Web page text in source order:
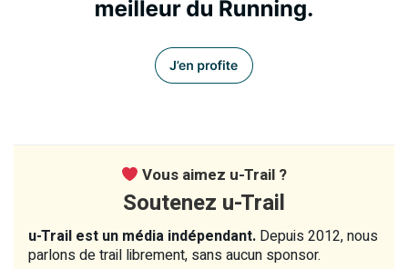
Vous aimez u-Trail ?
Soutenez u-Trail
u-Trail est un média indépendant. Depuis 2012, nous
parlons de trail librement, sans aucun sponsor.